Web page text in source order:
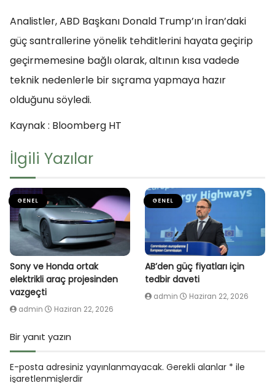
Analistler, ABD Başkanı Donald Trump’ın İran’daki
güç santrallerine yönelik tehditlerini hayata geçirip
geçirmemesine bağlı olarak, altının kısa vadede
teknik nedenlerle bir sıçrama yapmaya hazır
olduğunu söyledi.
Kaynak : Bloomberg HT
İlgili Yazılar
GENEL
Sony ve Honda ortak
elektrikli araç projesinden
vazgeçti
admin Haziran 22, 2026
GENEL
AB’den güç fiyatları için
tedbir daveti
admin Haziran 22, 2026
Bir yanıt yazın
E-posta adresiniz yayınlanmayacak. Gerekli alanlar * ile
işaretlenmişlerdir